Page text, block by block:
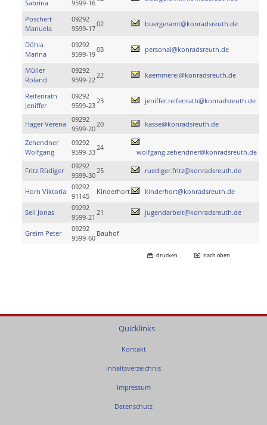
Sabrina
9599-16
Poschert
Manuela
09292
9599-17
02 buergeramt@konradsreuth.de
Döhla
Marina
09292
9599-19
03 personal@konradsreuth.de
Müller
Roland
09292
9599-22
22 kaemmerei@konradsreuth.de
Reifenrath
Jeniffer
09292
9599-23
23 jeniffer.reifenrath@konradsreuth.de
Hager Verena
09292
9599-20
20 kasse@konradsreuth.de
Zehendner
Wolfgang
09292
9599-33
24
wolfgang.zehendner@konradsreuth.de
Fritz Rüdiger
09292
9599-30
25 ruediger.fritz@konradsreuth.de
Horn Viktoria
09292
91145
Kinderhort kinderhort@konradsreuth.de
Sell Jonas
09292
9599-21
21 jugendarbeit@konradsreuth.de
Greim Peter
09292
9599-60
Bauhof
drucken nach oben
Quicklinks
Kontakt
Inhaltsverzeichnis
Impressum
Datenschutz